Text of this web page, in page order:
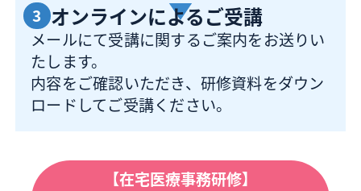
3 オンラインによるご受講
メールにて受講に関するご案内をお送りい
たします。
内容をご確認いただき、研修資料をダウン
ロードしてご受講ください。
【在宅医療事務研修】